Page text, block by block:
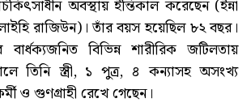
অবস্থায় ইন্তিকাল করেছেন (ইন্না
রাজিউন)। তাঁর বয়স হয়েছিল ৮২ বছর।
বার্ধক্যজনিত বিভিন্ন শারীরিক জটিলতায়
তিনি স্ত্রী, ১ পুত্র, ৪ কন্যাসহ অসংখ্য
ও গুণগ্রাহী রেখে গেছেন।